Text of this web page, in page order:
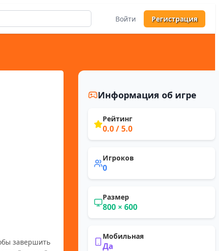
Войти Регистрация
завершить
Информация об игре
Рейтинг
0.0/ 5.0
Игроков
0
Размер
800 × 600
Мобильная
Да